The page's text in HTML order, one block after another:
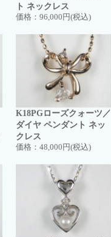
ト ネックレス
価格： 96,000円(税込)
K18PGローズクォーツ／
ダイヤ ペンダント ネッ
クレス
価格： 48,000円(税込)